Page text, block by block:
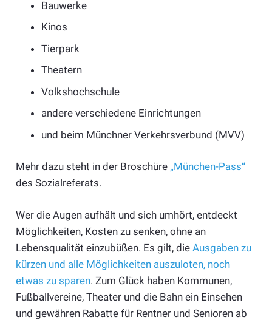
Bauwerke
Kinos
Tierpark
Theatern
Volkshochschule
andere verschiedene Einrichtungen
und beim Münchner Verkehrsverbund (MVV)
Mehr dazu steht in der Broschüre „München-Pass“
des Sozialreferats.
Wer die Augen aufhält und sich umhört, entdeckt
Möglichkeiten, Kosten zu senken, ohne an
Lebensqualität einzubüßen. Es gilt, die Ausgaben zu
kürzen und alle Möglichkeiten auszuloten, noch
etwas zu sparen. Zum Glück haben Kommunen,
Fußballvereine, Theater und die Bahn ein Einsehen
und gewähren Rabatte für Rentner und Senioren ab